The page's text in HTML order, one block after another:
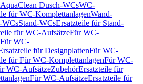
Dusch-WCsWC-
für WC-KomplettanlagenWand-
WCsStand-WCsErsatzteile für Stand-
für WC-AufsätzeFür WC-
WC-
für DesignplattenFür WC-
für Für WC-KomplettanlagenFür WC-
WC-AufsätzeZubehörErsatzteile für
Für WC-AufsätzeErsatzteile für